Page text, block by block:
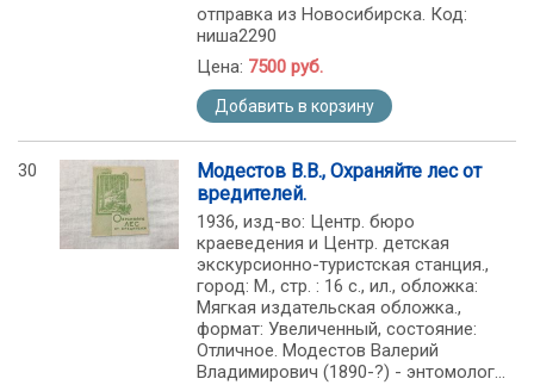
отправка из Новосибирска. Код:
ниша2290
Цена: 7500 руб.
Добавить в корзину
30
Модестов В.В., Охраняйте лес от
вредителей.
1936, изд-во: Центр. бюро
краеведения и Центр. детская
экскурсионно-туристская станция.,
город: М., стр. : 16 с., ил., обложка:
Мягкая издательская обложка.,
формат: Увеличенный, состояние:
Отличное. Модестов Валерий
Владимирович (1890-?) - энтомолог...